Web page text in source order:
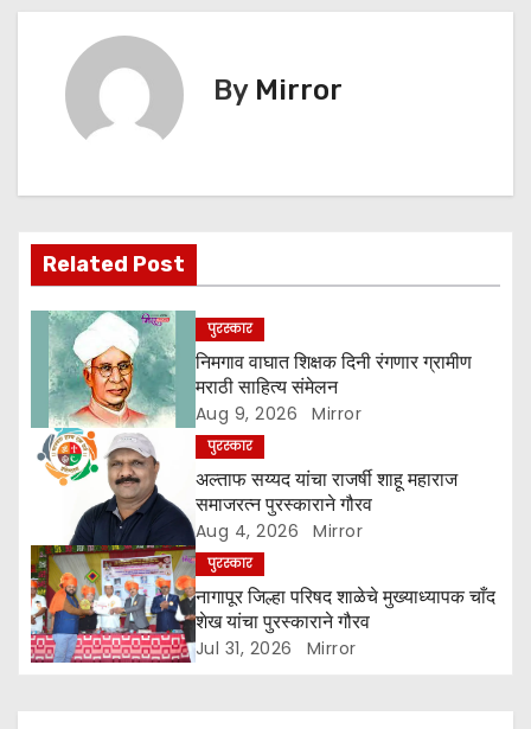
o
k
p g
s
v
g
a
i
n
By Mirror
Related Post
पुरस्कार
निमगाव वाघात शिक्षक दिनी रंगणार ग्रामीण
मराठी साहित्य संमेलन
Aug 9, 2026 Mirror
पुरस्कार
अल्ताफ सय्यद यांचा राजर्षी शाहू महाराज
समाजरत्न पुरस्काराने गौरव
Aug 4, 2026 Mirror
पुरस्कार
नागापूर जिल्हा परिषद शाळेचे मुख्याध्यापक चाँद
शेख यांचा पुरस्काराने गौरव
Jul 31, 2026 Mirror